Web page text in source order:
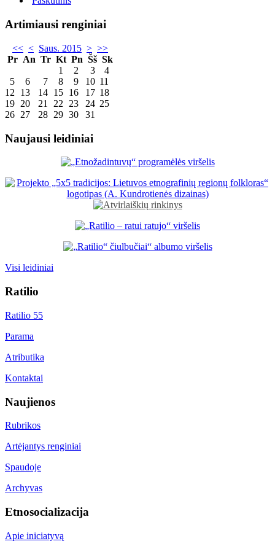
Artimiausi renginiai
<< < Saus. 2015 > >>
Pr An Tr Kt Pn Šš Sk
1
2 3
4
5
6 7 8 9 10 11
12
13 14 15 16 17 18
19 20 21 22 23 24 25
26 27 28 29 30 31
Naujausi leidiniai
Visi leidiniai
Ratilio
Ratilio 55
Parama
Atributika
Kontaktai
Naujienos
Rubrikos
Artėjantys renginiai
Spaudoje
Archyvas
Etnosocializacija
Apie iniciatyvą